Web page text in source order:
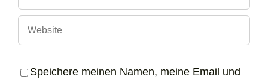
Speichere meinen Namen, meine Email und